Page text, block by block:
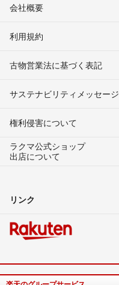
会社概要
利用規約
古物営業法に基づく表記
サステナビリティメッセージ
権利侵害について
ラクマ公式ショップ
出店について
リンク